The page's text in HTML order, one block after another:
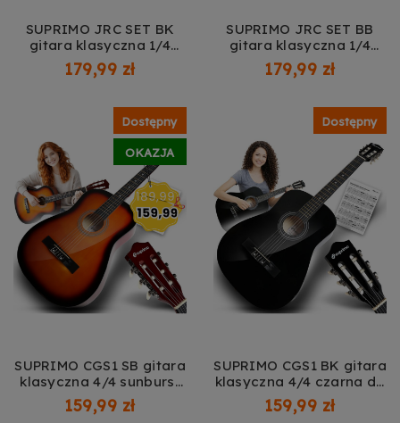
SUPRIMO JRC SET BK
gitara klasyczna 1/4
czarna do nauki dla
początkujących 3x
zapasowe struny
pokrowiec tuner akordy
zestaw
179,99 zł
SUPRIMO JRC SET BB
gitara klasyczna 1/4
blueburst do nauki dla
początkujących 3x
zapasowe struny
pokrowiec tuner akordy
179,99 zł
Dostępny
OKAZJA
SUPRIMO CGS1 SB gitara
klasyczna 4/4 sunburst
do nauki dla
początkujących akordy
159,99 zł
Dostępny
SUPRIMO CGS1 BK gitara
klasyczna 4/4 czarna do
nauki dla
początkujących akordy
159,99 zł